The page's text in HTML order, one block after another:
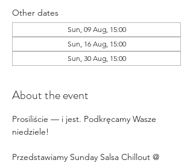
Other dates
Sun, 09 Aug, 15:00
Sun, 16 Aug, 15:00
Sun, 30 Aug, 15:00
About the event
Prosiliście — i jest. Podkręcamy Wasze
niedziele!
Przedstawiamy Sunday Salsa Chillout @